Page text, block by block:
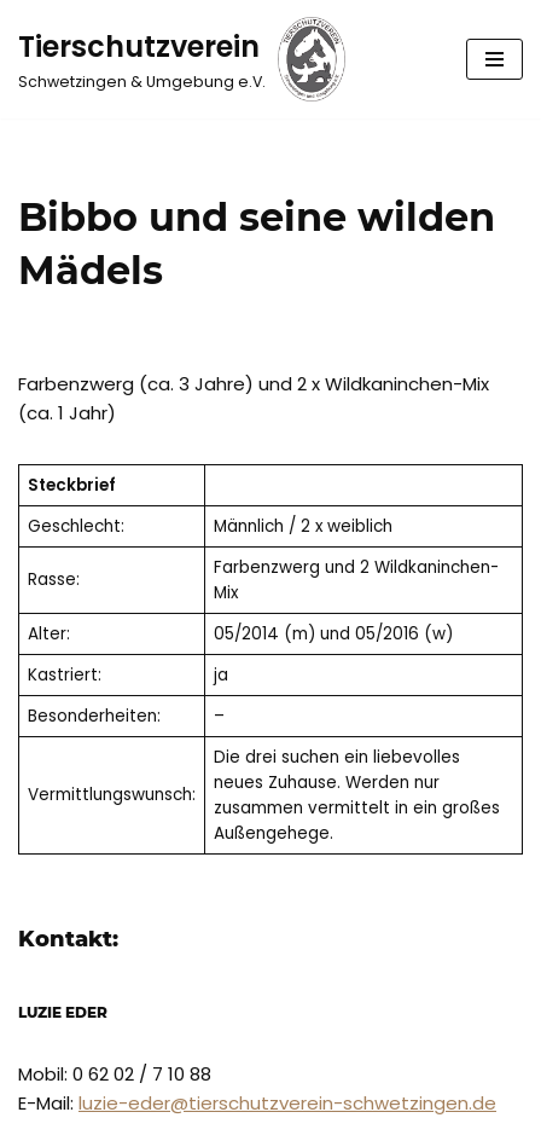
Zum
Inhalt
Tierschutzverein
Schwetzingen & Umgebung e.V.
Bibbo und seine wilden
Mädels
Farbenzwerg (ca. 3 Jahre) und 2 x Wildkaninchen-Mix
(ca. 1 Jahr)
Steckbrief
Geschlecht:
Männlich / 2 x weiblich
Rasse:
Farbenzwerg und 2 Wildkaninchen-
Mix
Alter:
05/2014 (m) und 05/2016 (w)
Kastriert:
ja
Besonderheiten:
–
Vermittlungswunsch:
Die drei suchen ein liebevolles
neues Zuhause. Werden nur
zusammen vermittelt in ein großes
Außengehege.
Kontakt:
LUZIE EDER
Mobil: 0 62 02 / 7 10 88
E-Mail: luzie-eder@tierschutzverein-schwetzingen.de